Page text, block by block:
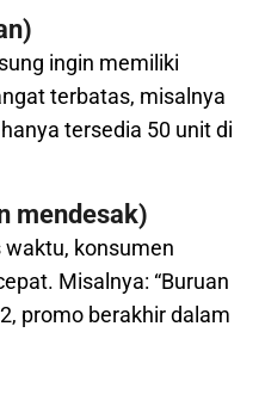
ingin memiliki
terbatas, misalnya
tersedia 50 unit di
mendesak)
konsumen
Misalnya: “Buruan
promo berakhir dalam